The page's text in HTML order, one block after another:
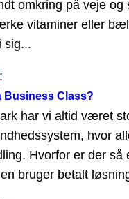
omkring på veje
vitaminer eller
sig...
Business Class?
har vi altid været
hvor
Hvorfor er der så
bruger betalt